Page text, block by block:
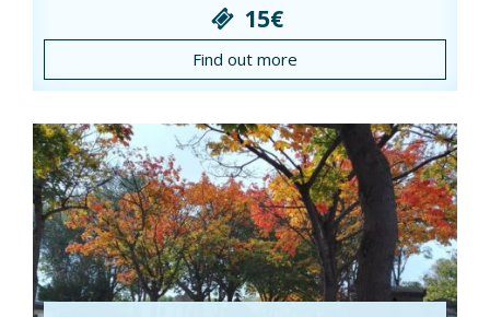
15€
Find out more